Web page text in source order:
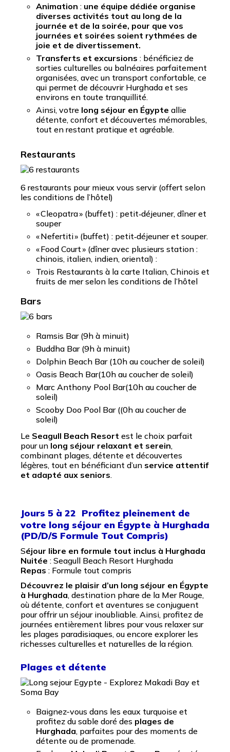
Animation : une équipe dédiée organise
diverses activités tout au long de la
journée et de la soirée, pour que vos
journées et soirées soient rythmées de
joie et de divertissement.
Transferts et excursions : bénéficiez de
sorties culturelles ou balnéaires parfaitement
organisées, avec un transport confortable, ce
qui permet de découvrir Hurghada et ses
environs en toute tranquillité.
Ainsi, votre long séjour en Égypte allie
détente, confort et découvertes mémorables,
tout en restant pratique et agréable.
Restaurants
6 restaurants pour mieux vous servir (offert selon
les conditions de l’hôtel)
« Cleopatra » (buffet) : petit‑déjeuner, dîner et
souper
« Nefertiti » (buffet) : petit‑déjeuner et souper.
« Food Court » (dîner avec plusieurs station :
chinois, italien, indien, oriental) :
Trois Restaurants à la carte Italian, Chinois et
fruits de mer selon les conditions de l’hôtel
Bars
Ramsis Bar (9h à minuit)
Buddha Bar (9h à minuit)
Dolphin Beach Bar (10h au coucher de soleil)
Oasis Beach Bar(10h au coucher de soleil)
Marc Anthony Pool Bar(10h au coucher de
soleil)
Scooby Doo Pool Bar ((0h au coucher de
soleil)
Le Seagull Beach Resort est le choix parfait
pour un long séjour relaxant et serein,
combinant plages, détente et découvertes
légères, tout en bénéficiant d’un service attentif
et adapté aux seniors.
Jours 5 à 22 Profitez pleinement de
votre long séjour en Égypte à Hurghada
(PD/D/S Formule Tout Compris)
Séjour libre en formule tout inclus à Hurghada
Nuitée : Seagull Beach Resort Hurghada
Repas : Formule tout compris
Découvrez le plaisir d’un long séjour en Égypte
à Hurghada, destination phare de la Mer Rouge,
où détente, confort et aventures se conjuguent
pour offrir un séjour inoubliable. Ainsi, profitez de
journées entièrement libres pour vous relaxer sur
les plages paradisiaques, ou encore explorer les
richesses culturelles et naturelles de la région.
Plages et détente
Baignez-vous dans les eaux turquoise et
profitez du sable doré des plages de
Hurghada, parfaites pour des moments de
détente ou de promenade.